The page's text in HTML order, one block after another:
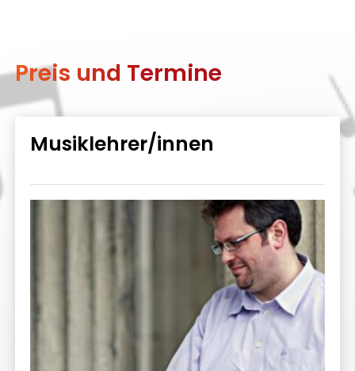
Preis und Termine
Musiklehrer/innen